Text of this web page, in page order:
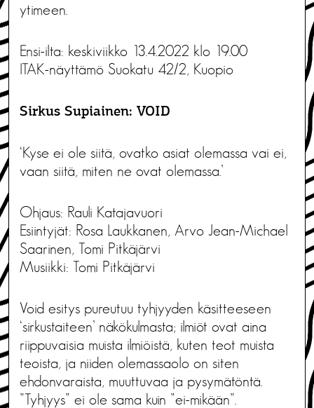
ytimeen.
Ensi-ilta: keskiviikko 13.4.2022 klo 19.00
ITAK-näyttämö Suokatu 42/2, Kuopio
Sirkus Supiainen: VOID
‘Kyse ei ole siitä, ovatko asiat olemassa vai ei,
vaan siitä, miten ne ovat olemassa.’
Ohjaus: Rauli Katajavuori
Esiintyjät: Rosa Laukkanen, Arvo Jean-Michael
Saarinen, Tomi Pitkäjärvi
Musiikki: Tomi Pitkäjärvi
Void esitys pureutuu tyhjyyden käsitteeseen
‘sirkustaiteen’ näkökulmasta; ilmiöt ovat aina
riippuvaisia muista ilmiöistä, kuten teot muista
teoista, ja niiden olemassaolo on siten
ehdonvaraista, muuttuvaa ja pysymätöntä.
”Tyhjyys” ei ole sama kuin ”ei-mikään”.